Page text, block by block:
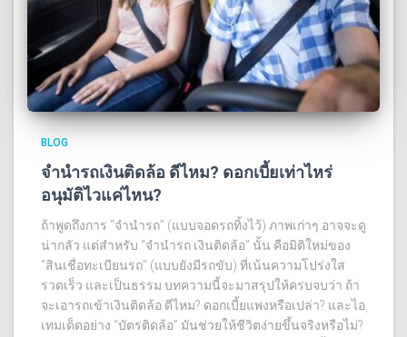
BLOG
จำนำรถเงินติดล้อ ดีไหม? ดอกเบี้ยเท่าไหร่
อนุมัติไวแค่ไหน?
ถ้าพูดถึงการ “จำนำรถ” (แบบจอดรถทิ้งไว้) ภาพเก่าๆ อาจจะดู
น่ากลัว แต่สำหรับ “จํานํารถ เงินติดล้อ” นั้น คือมิติใหม่ของ
“สินเชื่อทะเบียนรถ” (แบบยังมีรถขับ) ที่เน้นความโปร่งใส
รวดเร็ว และเป็นธรรม บทความนี้จะมาสรุปให้ครบจบว่า ถ้า
จะเอารถเข้าเงินติดล้อ ดีไหม? ดอกเบี้ยแพงหรือเปล่า? และไอ
เทมเด็ดอย่าง “บัตรติดล้อ” มันช่วยให้ชีวิตง่ายขึ้นจริงหรือไม่?